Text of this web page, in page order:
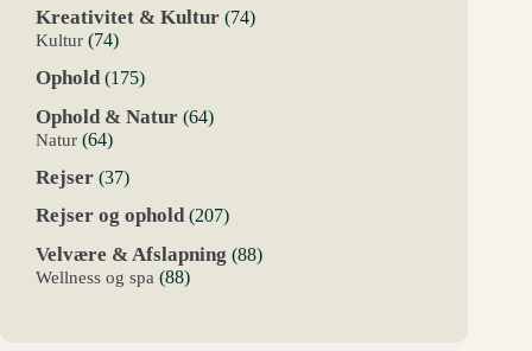
Kreativitet & Kultur 7474
Kultur 7474
Ophold 175175
Ophold & Natur 6464
Natur 6464
Rejser 3737
Rejser og ophold 207207
Velvære & Afslapning 8888
Wellness og spa 8888